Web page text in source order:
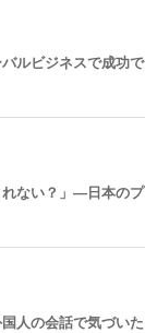
ルビジネスで成功で
れない？」—日本のプ
人の会話で気づいた